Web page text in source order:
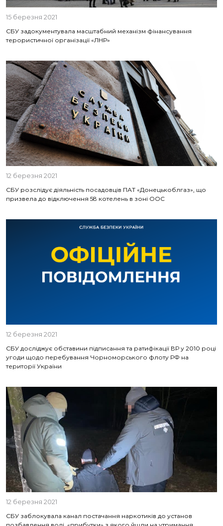
15 березня 2021
СБУ задокументувала масштабний механізм фінансування
терористичної організації «ЛНР»
12 березня 2021
СБУ розслідує діяльність посадовців ПАТ «Донецькоблгаз», що
призвела до відключення 58 котелень в зоні ООС
12 березня 2021
СБУ досліджує обставини підписання та ратифікації ВР у 2010 році
угоди щодо перебування Чорноморського флоту РФ на
території України
12 березня 2021
СБУ заблокувала канал постачання наркотиків до установ